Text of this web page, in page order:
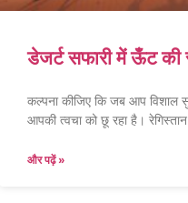
डेजर्ट सफारी में ऊँट की
कल्पना कीजिए कि जब आप विशाल
आपकी त्वचा को छू रहा है।
और पढ़ें »